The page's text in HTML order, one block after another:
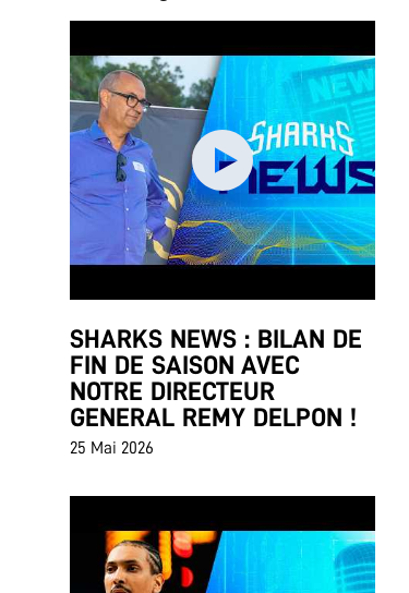
SHARKS NEWS : BILAN DE
FIN DE SAISON AVEC
NOTRE DIRECTEUR
GENERAL REMY DELPON !
25 Mai 2026